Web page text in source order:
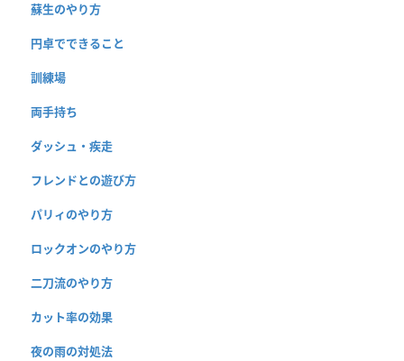
蘇生のやり方
円卓でできること
訓練場
両手持ち
ダッシュ・疾走
フレンドとの遊び方
パリィのやり方
ロックオンのやり方
二刀流のやり方
カット率の効果
夜の雨の対処法